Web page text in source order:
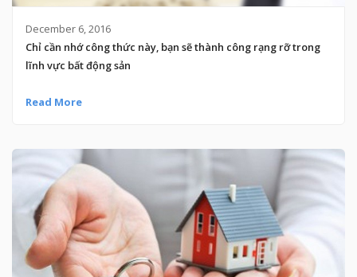
December 6, 2016
Chỉ cần nhớ công thức này, bạn sẽ thành công rạng rỡ trong
lĩnh vực bất động sản
Read More